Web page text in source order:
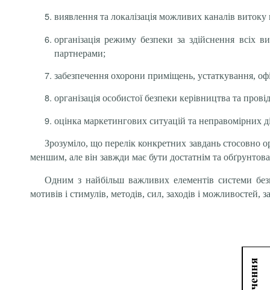
виявлення та локалізація можливих каналів витоку
організація режиму безпеки за здійснення всіх
партнерами;
забезпечення охорони приміщень, устаткування,
організація особистої безпеки керівництва та
оцінка маркетингових ситуацій та неправомірних
Зрозуміло, що перелік конкретних завдань стосовно
меншим, але він завжди має бути достатнім та
Одним з найбільш важливих елементів системи
мотивів і стимулів, методів, сил, заходів і